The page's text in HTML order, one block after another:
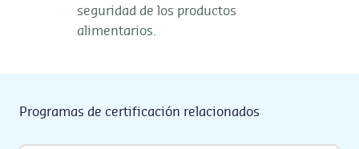
seguridad de los productos
alimentarios.
Programas de certificación relacionados